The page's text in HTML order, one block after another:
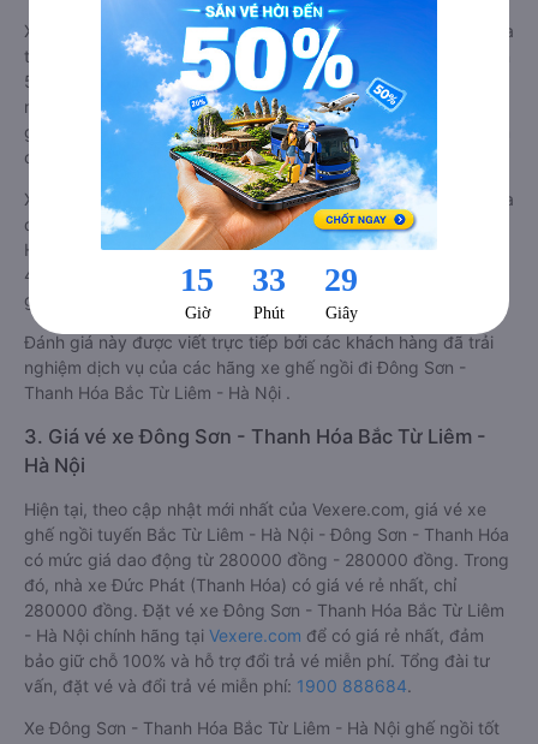
Xe ghế ngồi đi Bắc Từ Liêm - Hà Nội từ Đông Sơn - Thanh Hóa
tốt nhất được phân loại chất lượng dựa trên đánh giá từ 1 đến
5 của khách hàng với các tiêu chí như: Chất lượng xe ghế
ngồi, Đúng giờ, Chất lượng phục vụ trênVexere.com
giá này được viết trực tiếp bởi các khách hàng đã trải nghiệm
các hãng Xe Đông Sơn - Thanh Hóa đi Bắc Từ Liêm - Hà Nội.
Xe ghế ngồi đi Bắc Từ Liêm - Hà Nội từ Đông Sơn - Thanh Hóa
được phân loại chất lượng tốt nhất là xe Đức Phát (Thanh
Hóa) đi Bắc Từ Liêm - Hà Nội từ Đông Sơn - Thanh Hóa đạt
4.7 / 5 điểm dựa trên các tiêu chí như: Chất lượng xe, Đúng
giờ, Chất lượng phục vụ.
Đánh giá này được viết trực tiếp bởi các khách hàng đã trải
nghiệm dịch vụ của các hãng xe ghế ngồi đi Đông Sơn -
Thanh Hóa Bắc Từ Liêm - Hà Nội .
3. Giá vé xe Đông Sơn - Thanh Hóa Bắc Từ Liêm -
Hà Nội
Hiện tại, theo cập nhật mới nhất của Vexere.com, giá vé xe
ghế ngồi tuyến Bắc Từ Liêm - Hà Nội - Đông Sơn - Thanh Hóa
có mức giá dao động từ 280000 đồng - 280000 đồng. Trong
đó, nhà xe Đức Phát (Thanh Hóa) có giá vé rẻ nhất, chỉ
280000 đồng. Đặt vé xe Đông Sơn - Thanh Hóa Bắc Từ Liêm
- Hà Nội chính hãng tại Vexere.com để có giá rẻ nhất, đảm
bảo giữ chỗ 100% và hỗ trợ đổi trả vé miễn phí. Tổng đài tư
vấn, đặt vé và đổi trả vé miễn phí: 1900 888684.
Xe Đông Sơn - Thanh Hóa Bắc Từ Liêm - Hà Nội ghế ngồi tốt